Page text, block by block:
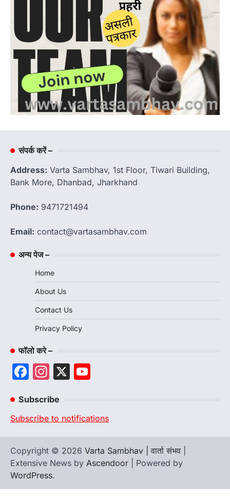
संपर्क करें –
Address: Varta Sambhav, 1st Floor, Tiwari Building,
Bank More, Dhanbad, Jharkhand
Phone: 9471721494
Email: contact@vartasambhav.com
अन्य पेज –
Home
About Us
Contact Us
Privacy Policy
फॉलो करे –
Facebook
Instagram
X
Subscribe
Subscribe to notifications
Copyright © 2026 Varta Sambhav | वार्ता संभव
Extensive News by Ascendoor | Powered by
WordPress.